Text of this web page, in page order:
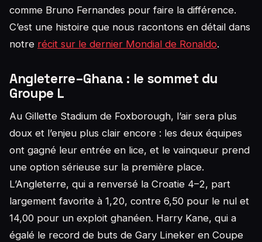
comme Bruno Fernandes pour faire la différence.
C’est une histoire que nous racontons en détail dans
notre récit sur le dernier Mondial de Ronaldo.
Angleterre–Ghana : le sommet du
Groupe L
Au Gillette Stadium de Foxborough, l’air sera plus
doux et l’enjeu plus clair encore : les deux équipes
ont gagné leur entrée en lice, et le vainqueur prend
une option sérieuse sur la première place.
L’Angleterre, qui a renversé la Croatie 4–2, part
largement favorite à 1,20, contre 6,50 pour le nul et
14,00 pour un exploit ghanéen. Harry Kane, qui a
égalé le record de buts de Gary Lineker en Coupe